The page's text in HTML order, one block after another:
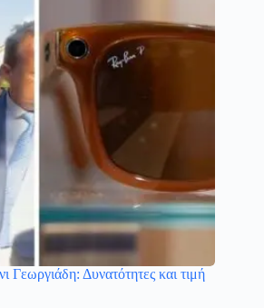
Γεωργιάδη: Δυνατότητες και τιμή